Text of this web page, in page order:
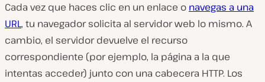
Cada vez que haces clic en un enlace o navegas a una
URL, tu navegador solicita al servidor web lo mismo. A
cambio, el servidor devuelve el recurso
correspondiente (por ejemplo, la página a la que
intentas acceder) junto con una cabecera HTTP. Los